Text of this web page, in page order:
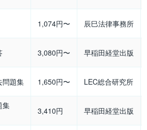
1,074円〜 辰巳法律事務所
3,080円〜 早稲田経堂出版
問題集 1,650円〜 LEC総合研究所
集
3,410円 早稲田経堂出版